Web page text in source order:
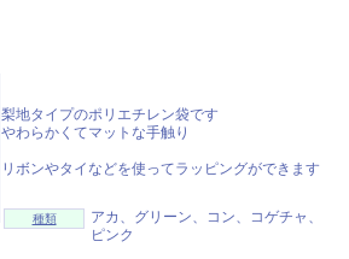
梨地タイプのポリエチレン袋です
やわらかくてマットな手触り
リボンやタイなどを使ってラッピングができます
種類
アカ、グリーン、コン、コゲチャ、
ピンク